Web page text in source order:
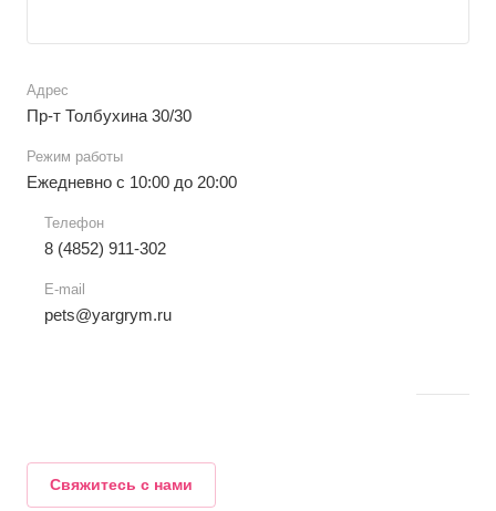
Адрес
Пр-т Толбухина 30/30
Режим работы
Ежедневно с 10:00 до 20:00
Телефон
8 (4852) 911-302
E-mail
pets@yargrym.ru
Свяжитесь с нами